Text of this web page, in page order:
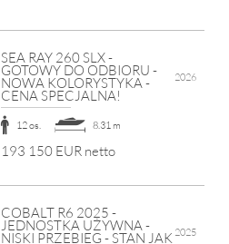
SEA RAY 260 SLX -
GOTOWY DO ODBIORU -
NOWA KOLORYSTYKA -
CENA SPECJALNA!
2026
12 os. 8.31 m
193 150 EUR netto
COBALT R6 2025 -
JEDNOSTKA UŻYWNA -
NISKI PRZEBIEG - STAN JAK 2025